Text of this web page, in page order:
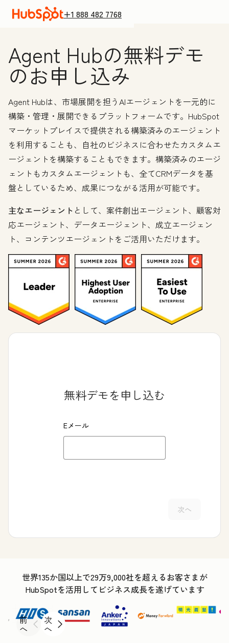
+1 888 482 7768
Agent Hubの無料デモ
のお申し込み
Agent Hubは、市場展開を担うAIエージェントを一元的に
構築・管理・展開できるプラットフォームです。HubSpot
マーケットプレイスで提供される構築済みのエージェント
を利用することも、自社のビジネスに合わせたカスタムエ
ージェントを構築することもできます。構築済みのエージ
ェントもカスタムエージェントも、全てCRMデータを基
盤としているため、成果につながる活用が可能です。
主なエージェント として、案件創出エージェント、顧客対
応エージェント、データエージェント、成立エージェン
ト、コンテンツエージェントをご活用いただけます。
無料デモを申し込む
Eメール
次へ
世界135か国以上で29万9,000社を超えるお客さまが
HubSpotを活用してビジネス成長を遂げています
前
へ
次
へ